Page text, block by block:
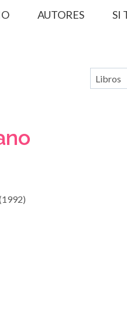
AUTORES SI